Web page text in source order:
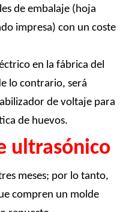
de embalaje (hoja
impresa) con un coste
en la fábrica del
​​lo contrario, será
de voltaje para
de huevos.
ultrasónico
meses; por lo tanto,
compren un molde